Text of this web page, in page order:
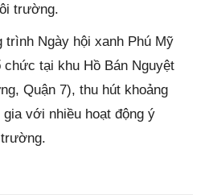
trường.
trình Ngày hội xanh Phú Mỹ
tại khu Hồ Bán Nguyệt
Quận 7), thu hút khoảng
với nhiều hoạt động ý